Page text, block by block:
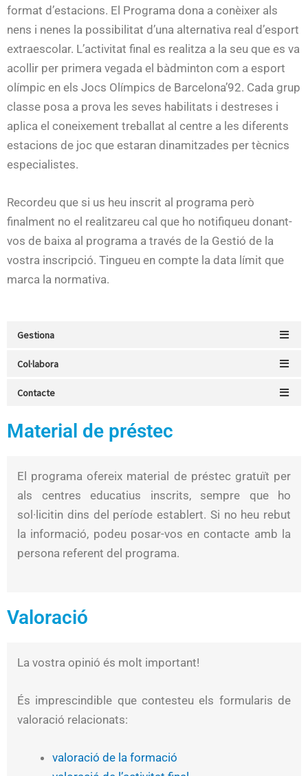
format d’estacions. El Programa dona a conèixer als
nens i nenes la possibilitat d’una alternativa real d’esport
extraescolar. L’activitat final es realitza a la seu que es va
acollir per primera vegada el bàdminton com a esport
olímpic en els Jocs Olímpics de Barcelona’92. Cada grup
classe posa a prova les seves habilitats i destreses i
aplica el coneixement treballat al centre a les diferents
estacions de joc que estaran dinamitzades per tècnics
especialistes.
Recordeu que si us heu inscrit al programa però
finalment no el realitzareu cal que ho notifiqueu donant-
vos de baixa al programa a través de la Gestió de la
vostra inscripció. Tingueu en compte la data límit que
marca la normativa.
Gestiona
Col·labora
Contacte
Material de préstec
El programa ofereix material de préstec gratuït per
als centres educatius inscrits, sempre que ho
sol·licitin dins del període establert. Si no heu rebut
la informació, podeu posar-vos en contacte amb la
persona referent del programa.
Valoració
La vostra opinió és molt important!
És imprescindible que contesteu els formularis de
valoració relacionats:
valoració de la formació